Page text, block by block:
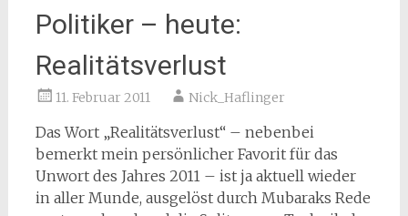
Politiker – heute:
Realitätsverlust
11. Februar 2011 Nick_Haflinger
Das Wort „Realitätsverlust“ – nebenbei
bemerkt mein persönlicher Favorit für das
Unwort des Jahres 2011 – ist ja aktuell wieder
in aller Munde, ausgelöst durch Mubaraks Rede